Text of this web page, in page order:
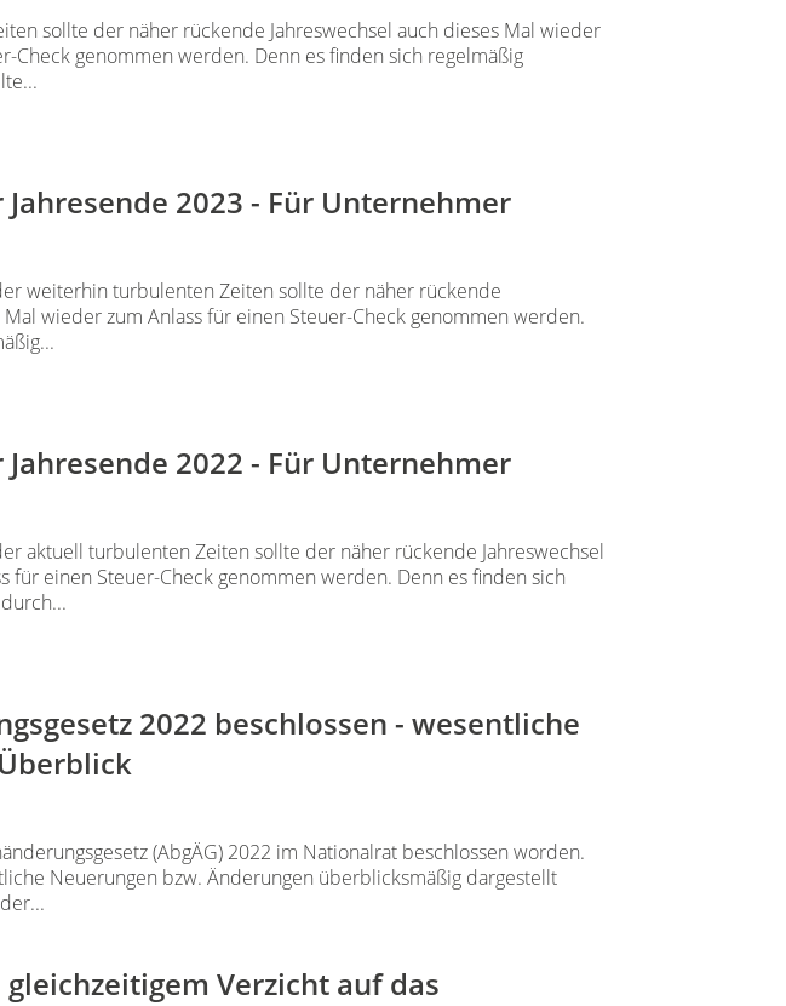
sollte der näher rückende Jahreswechsel auch dieses Mal wieder
Check genommen werden. Denn es finden sich regelmäßig
2023 - Für Unternehmer
weiterhin turbulenten Zeiten sollte der näher rückende
Mal wieder zum Anlass für einen Steuer-Check genommen werden.
2022 - Für Unternehmer
aktuell turbulenten Zeiten sollte der näher rückende Jahreswechsel
für einen Steuer-Check genommen werden. Denn es finden sich
2022 beschlossen - wesentliche
(AbgÄG) 2022 im Nationalrat beschlossen worden.
Neuerungen bzw. Änderungen überblicksmäßig dargestellt
Verzicht auf das